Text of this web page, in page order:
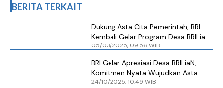
BERITA TERKAIT
Dukung Asta Cita Pemerintah, BRI
Kembali Gelar Program Desa BRILian
2025. Ini Detailnya!
05/03/2025, 09.56 WIB
BRI Gelar Apresiasi Desa BRILiaN,
Komitmen Nyata Wujudkan Asta
Cita melalui Pemberdayaan Desa
24/10/2025, 10.49 WIB